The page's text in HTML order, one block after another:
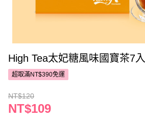
High Tea太妃糖風味國寶茶7入
超取滿NT$390免運
NT$120
NT$109